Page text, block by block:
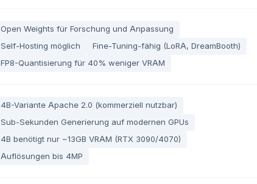
Open Weights für Forschung und Anpassung
Self-Hosting möglich
Fine-Tuning-fähig (LoRA, DreamBooth)
FP8-Quantisierung für 40% weniger VRAM
4B-Variante Apache 2.0 (kommerziell nutzbar)
Sub-Sekunden Generierung auf modernen GPUs
4B benötigt nur ~13GB VRAM (RTX 3090/4070)
Auflösungen bis 4MP